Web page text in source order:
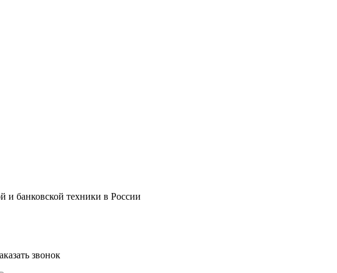
и банковской техники в России
звонок